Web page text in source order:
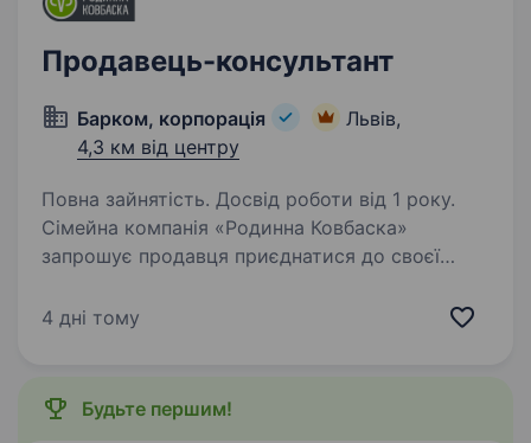
Продавець-консультант
Барком, корпорація
Львів,
4,3 км від центру
Повна зайнятість. Досвід роботи від 1 року.
Сімейна компанія «Родинна Ковбаска»
запрошує продавця приєднатися до своєї
Великого, 111 Графік роботи: позмінний (3/3)
4 дні тому
Будьте першим!